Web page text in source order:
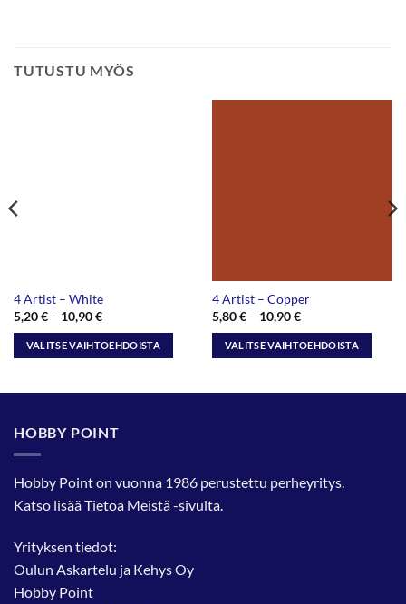
TUTUSTU MYÖS
4 Artist – White
5,20€ – 10,90€Hintaluokka:
-
10,90 €
VALITSE VAIHTOEHDOISTA
muunnelma.
tehdä
valinnat
4 Artist – Copper
5,80€ – 10,90€Hintaluokka:
-
10,90 €
VALITSE VAIHTOEHDOISTA
tehdä
HOBBY POINT
Hobby Point on vuonna 1986 perustettu perheyritys.
Katso lisääTietoa Meistä-sivulta.
Yrityksen tiedot:
Oulun Askartelu ja Kehys Oy
Hobby Point